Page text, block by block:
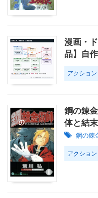
漫画・
品】自
アクショ
鋼の錬
体と結
鋼の錬
アクショ